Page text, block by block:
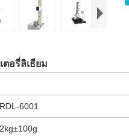
อรี่ลิเธียม
RDL-6001
2kg±100g